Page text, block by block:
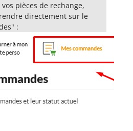
pièces de rechange,
directement sur le
: